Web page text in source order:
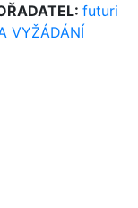
futuri
VYŽÁDÁNÍ